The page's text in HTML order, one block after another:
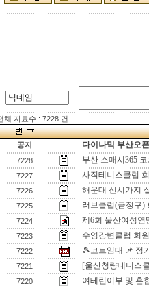
체 자료수 : 7228 건
공지 다이나믹 부산오
7228 부산 스매시365
7227 사직테니스클럽
7226 해운대 신시가지
7225 러브클럽(금정구)
7224 제6회 울산여성연
7223 수영강변클럽 회
7222 🎾코트임대 📌 정
7221 [울산청량테니스
7220 여테린이부 및 혼